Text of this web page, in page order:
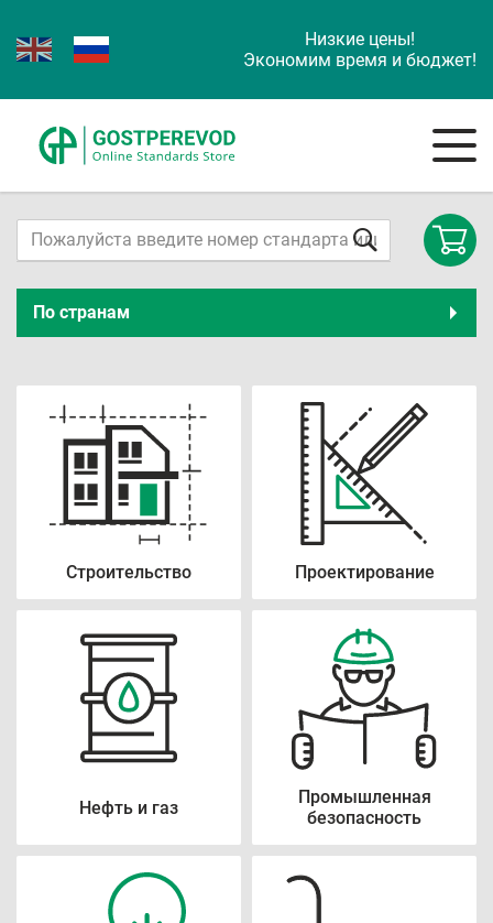
Низкие цены!
Экономим время и бюджет!
По странам
Строительство Проектирование
Нефть и газ
Промышленная
безопасность